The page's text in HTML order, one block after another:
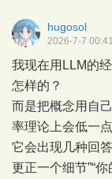
hugosol
2026-7-7 00:41
我现在用LLM的
怎样的？
而是把概念用自
率理论上会低一点
它会出现几种回
更正一个细节”“